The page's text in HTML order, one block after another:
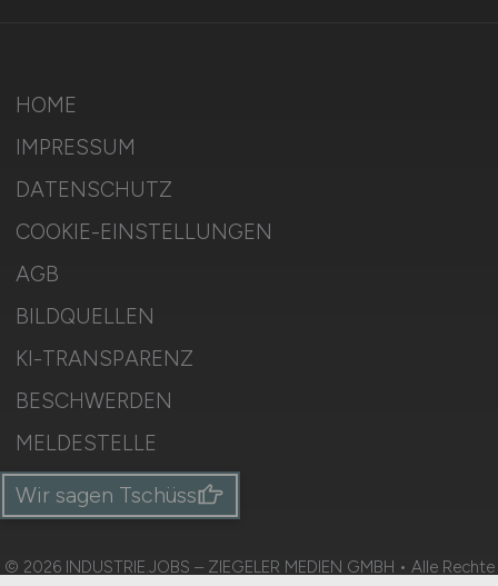
HOME
IMPRESSUM
DATENSCHUTZ
COOKIE-EINSTELLUNGEN
AGB
BILDQUELLEN
KI-TRANSPARENZ
BESCHWERDEN
MELDESTELLE
SITEMAP
© 2026 INDUSTRIE.JOBS – ZIEGELER MEDIEN GMBH • Alle Rechte
Wir sagen Tschüss